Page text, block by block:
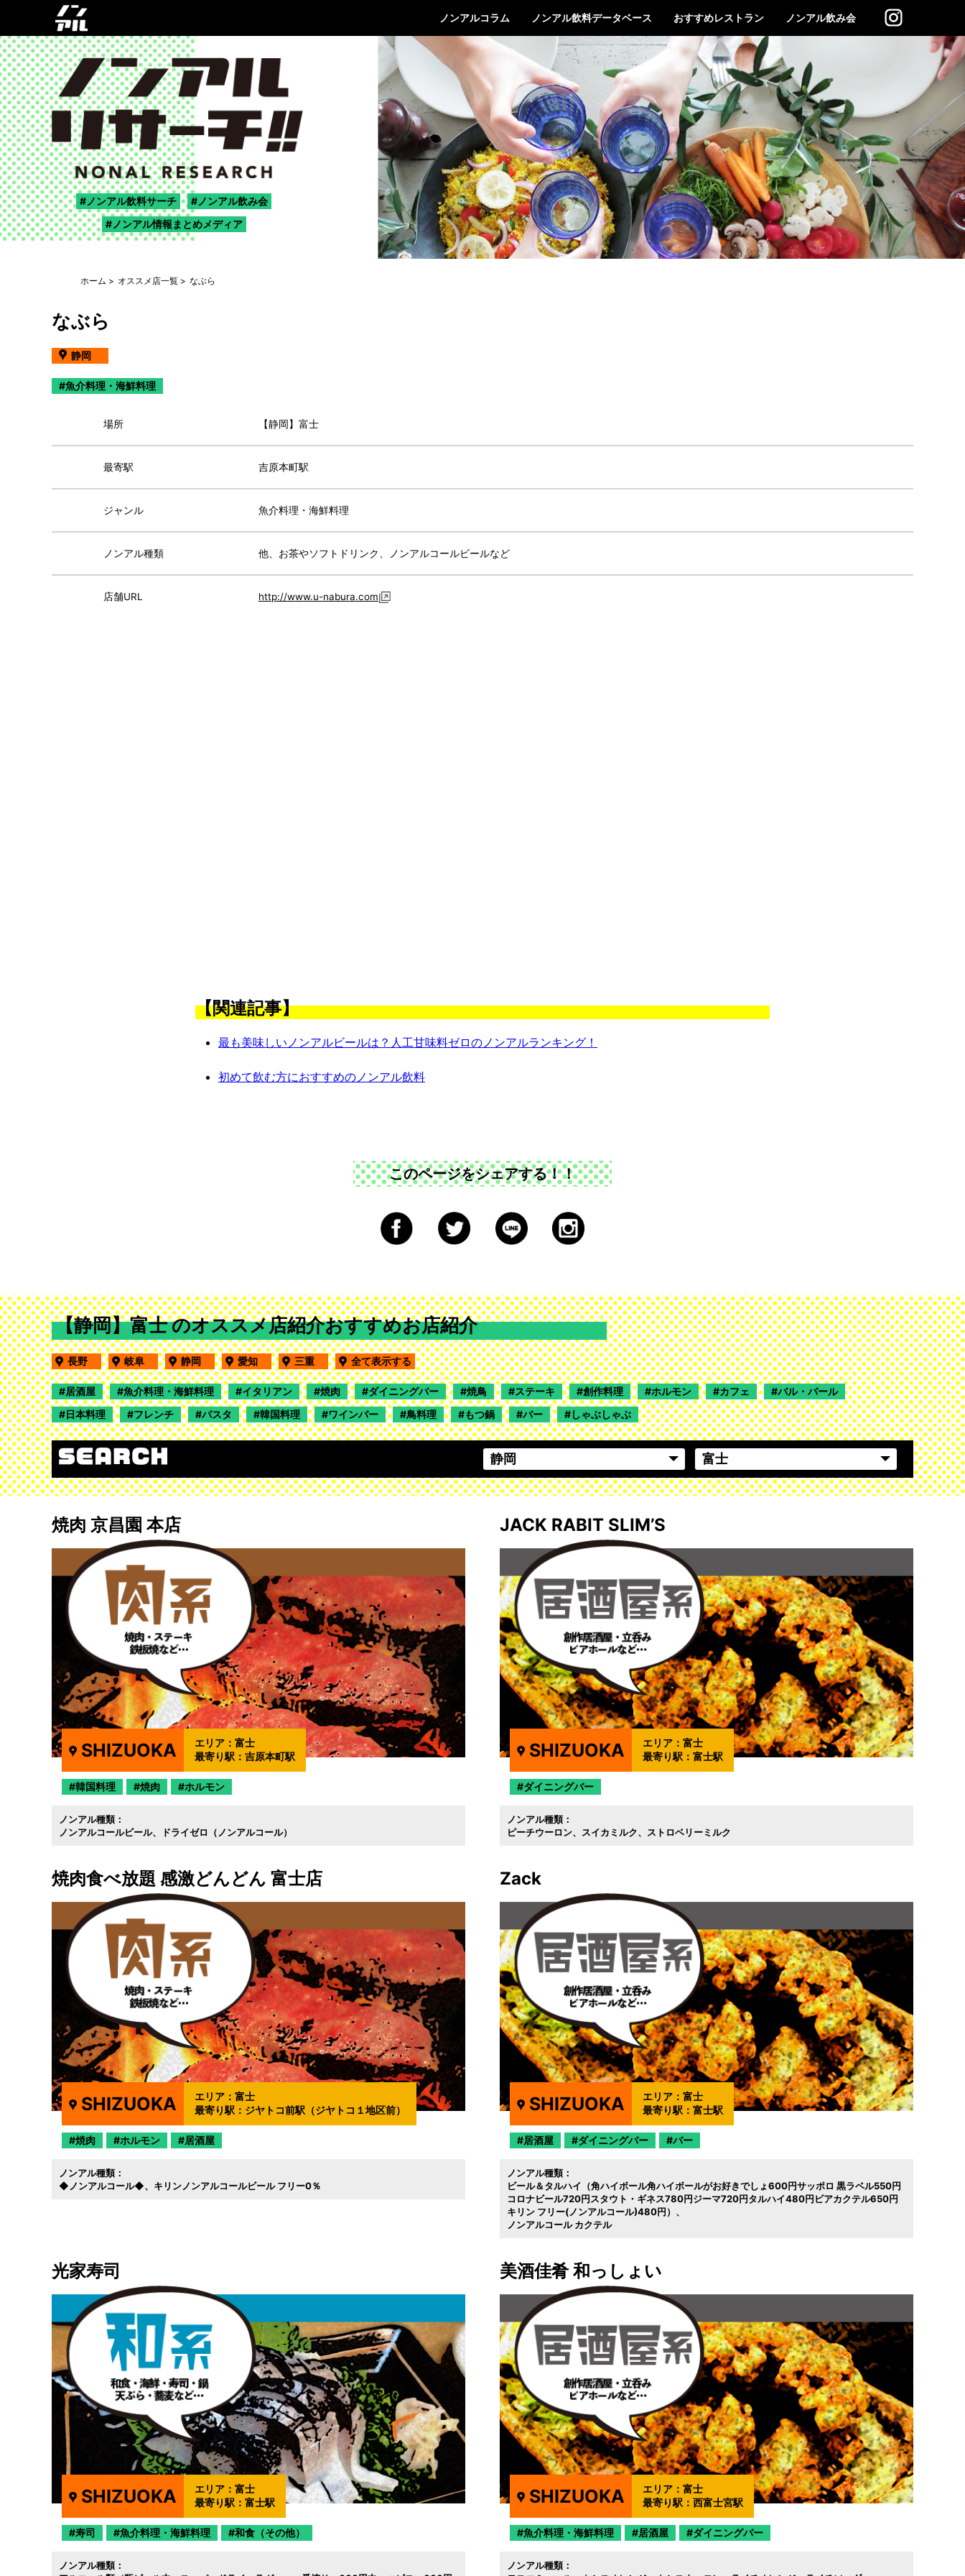
ノンアルコラム ノンアル飲料データベース おすすめレストラン ノンアル飲み会
ノンアル飲料サーチ
ノンアル飲み会
ノンアル情報まとめメディア
ホーム オススメ店一覧 なぶら
なぶら
静岡
魚介料理・海鮮料理
場所 【静岡】富士
最寄駅 吉原本町駅
ジャンル 魚介料理・海鮮料理
ノンアル種類 他、お茶やソフトドリンク、ノンアルコールビールなど
店舗URL http://www.u-nabura.com
【関連記事】
最も美味しいノンアルビールは？人工甘味料ゼロのノンアルランキング！
初めて飲む方におすすめのノンアル飲料
このページをシェアする！！
【静岡】富士 のオススメ店紹介おすすめお店紹介
長野 岐阜 静岡 愛知 三重 全て表示する
居酒屋 魚介料理・海鮮料理 イタリアン 焼肉 ダイニングバー 焼鳥 ステーキ 創作料理 ホルモン カフェ
バル・バール
日本料理
フレンチ パスタ 韓国料理 ワインバー 鳥料理 もつ鍋 バー しゃぶしゃぶ
焼肉 京昌園 本店
SHIZUOKA エリア：富士
最寄り駅：吉原本町駅
韓国料理 焼肉 ホルモン
ノンアル種類：
ノンアルコールビール
ドライゼロ（ノンアルコール）
JACK RABIT SLIM’S
SHIZUOKA エリア：富士
最寄り駅：富士駅
ダイニングバー
ノンアル種類：
ピーチウーロン
スイカミルク ストロベリーミルク
焼肉食べ放題 感激どんどん 富士店
SHIZUOKA エリア：富士
最寄り駅： ジヤトコ前駅（ジヤトコ１地区前）
焼肉 ホルモン 居酒屋
ノンアル種類：
◆ノンアルコール◆
キリンノンアルコールビール フリー0％
Zack
SHIZUOKA エリア：富士
最寄り駅：富士駅
居酒屋 ダイニングバー バー
ノンアル種類：
ビール＆タルハイ（角ハイボール角ハイボールがお好きでしょ600円サッポロ 黒ラベル550円
コロナビール720円スタウト・ギネス780円ジーマ720円タルハイ480円ビアカクテル650円
キリン フリー(ノンアルコール)480円）
ノンアルコール カクテル
光家寿司
SHIZUOKA エリア：富士
最寄り駅：富士駅
寿司 魚介料理・海鮮料理 和食（その他）
ノンアル種類：
美酒佳肴 和っしょい
SHIZUOKA エリア：富士
最寄り駅：西富士宮駅
魚介料理・海鮮料理 居酒屋 ダイニングバー
ノンアル種類：